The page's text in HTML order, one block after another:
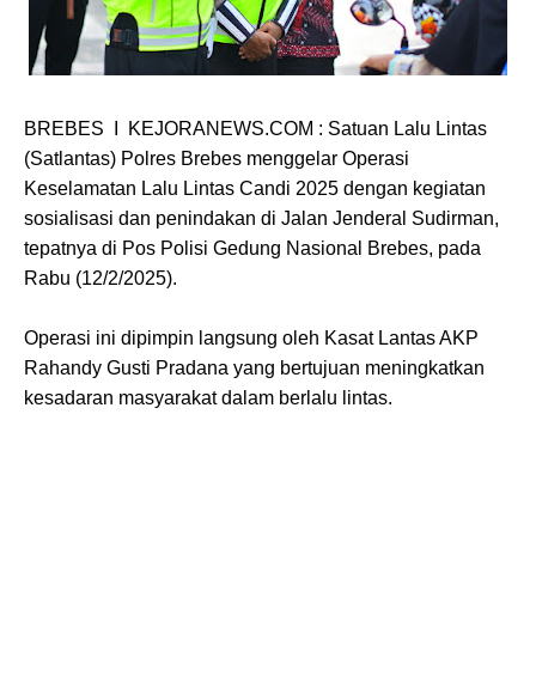
BREBES I KEJORANEWS.COM : Satuan Lalu Lintas
(Satlantas) Polres Brebes menggelar Operasi
Keselamatan Lalu Lintas Candi 2025 dengan kegiatan
sosialisasi dan penindakan di Jalan Jenderal Sudirman,
tepatnya di Pos Polisi Gedung Nasional Brebes, pada
Rabu (12/2/2025).
Operasi ini dipimpin langsung oleh Kasat Lantas AKP
Rahandy Gusti Pradana yang bertujuan meningkatkan
kesadaran masyarakat dalam berlalu lintas.